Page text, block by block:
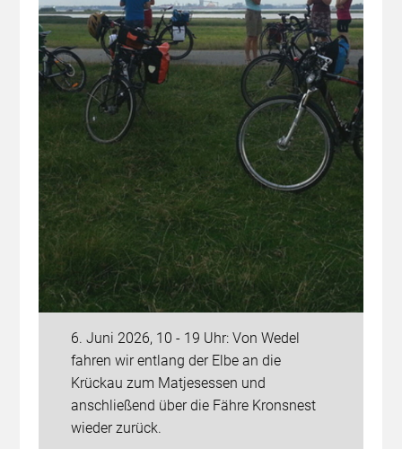
6. Juni 2026, 10 - 19 Uhr: Von Wedel
fahren wir entlang der Elbe an die
Krückau zum Matjesessen und
anschließend über die Fähre Kronsnest
wieder zurück.